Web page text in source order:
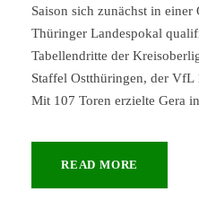
Saison sich zunächst in
Thüringer Landespokal
Tabellendritte der
Staffel Ostthüringen, der VfL
Mit 107 Toren erzielte Gera
READ MORE